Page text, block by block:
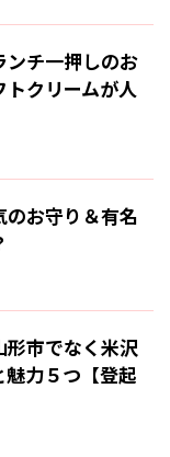
ンチ一押しのお
クリームが人
お守り＆有名
形市でなく米沢
力５つ【登起